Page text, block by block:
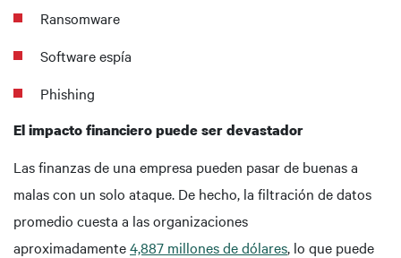
Ransomware
Software espía
Phishing
El impacto financiero puede ser devastador
Las finanzas de una empresa pueden pasar de buenas a
malas con un solo ataque. De hecho, la filtración de datos
promedio cuesta a las organizaciones
aproximadamente4,887 millones de dólares, lo que puede